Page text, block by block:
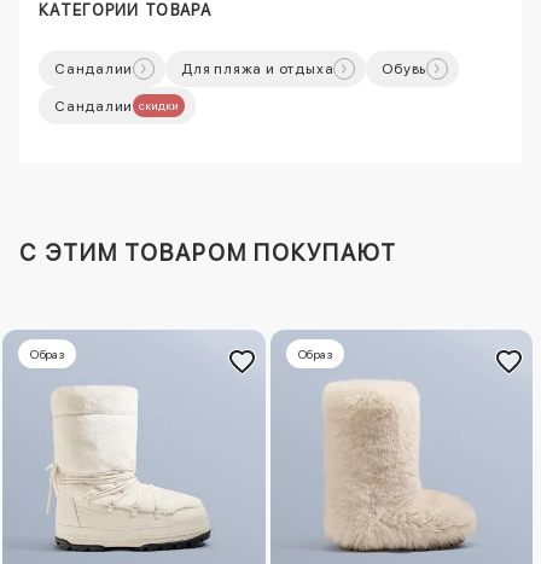
КАТЕГОРИИ ТОВАРА
Сандалии Для пляжа и отдыха Обувь
Сандалии скидки
C ЭТИМ ТОВАРОМ ПОКУПАЮТ
Образ Образ